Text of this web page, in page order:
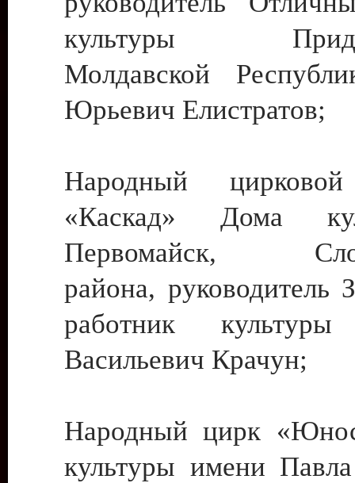
культуры
Молдавской
Юрьевич Елистратов;
Народный цирковой
«Каскад» Дома
Первомайск,
района, руководитель
работник культуры
Васильевич Крачун;
Народный цирк
культуры имени